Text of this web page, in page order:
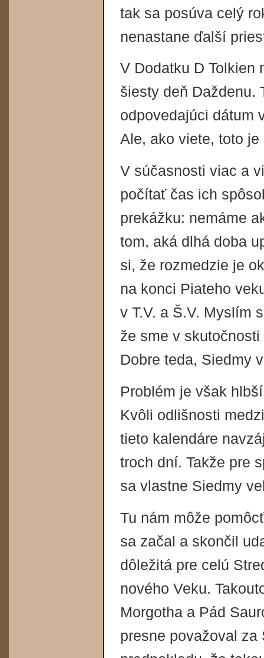
tak sa posúva celý
nenastane ďalší
V Dodatku D Tolkien
šiesty deň Daždenu.
odpovedajúci dátum
Ale, ako viete, toto
V súčasnosti viac a
počítať čas ich
prekážku: nemáme
tom, aká dlhá doba
si, že rozmedzie je
na konci Piateho
v T.V. a Š.V. Myslím
že sme v
Dobre teda, Siedmy
Problém je však
Kvôli odlišnosti
tieto kalendáre
troch dní. Takže pre
sa vlastne Siedmy
Tu nám môže
sa začal a skončil
dôležitá pre celú
nového Veku.
Morgotha a Pád
presne považoval